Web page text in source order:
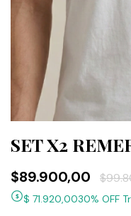
SET X2
$89.900,00
$ $ 71.920,0030% OFF